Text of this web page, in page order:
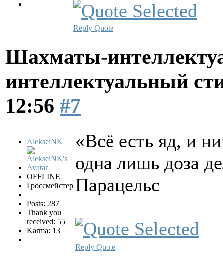
Reply Quote
Шахматы-
интеллектуальный
12:56 #7
AlekseiNK
OFFLINE
Гроссмейстер
Posts: 287
Thank you
received: 55
Karma: 13
«Всё есть яд, и
одна лишь доза
Парацельс
Reply Quote